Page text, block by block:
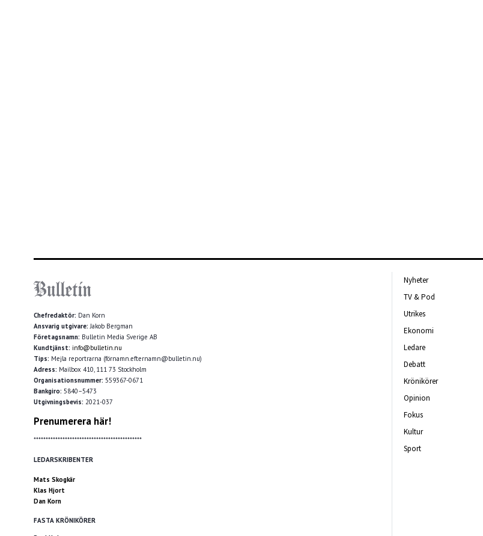
Chefredaktör: Dan Korn
Ansvarig utgivare:Jakob Bergman
Företagsnamn: Bulletin Media Sverige AB
Kundtjänst: info@bulletin.nu
Tips: Mejla reportrarna (förnamn.efternamn@bulletin.nu)
Adress: Mailbox 410, 111 73 Stockholm
Organisationsnummer: 559367-0671
Bankgiro: 5840–5473
Utgivningsbevis: 2021-037
Prenumerera här!
*********************************************
LEDARSKRIBENTER
Mats Skogkär
Klas Hjort
Dan Korn
FASTA KRÖNIKÖRER
Nyheter
TV & Pod
Utrikes
Ekonomi
Ledare
Debatt
Krönikörer
Opinion
Fokus
Kultur
Sport